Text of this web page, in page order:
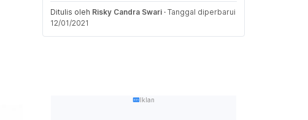
Ditulis oleh Risky Candra Swari · Tanggal diperbarui
12/01/2021
Iklan